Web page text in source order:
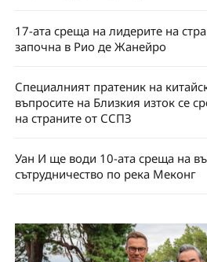
17-ата среща на лидерите на
започна в Рио де Жанейро
Специалният пратеник на
въпросите на Близкия изток се
на страните от ССПЗ
Уан И ще води 10-ата среща на
сътрудничество по река Меконг